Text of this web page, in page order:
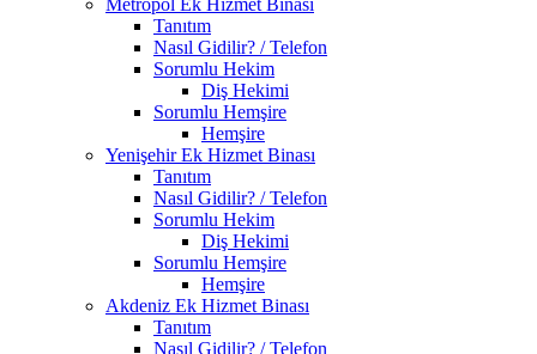
Tanıtım
Nasıl Gidilir? / Telefon
Sorumlu Hekim
Diş Hekimi
Sorumlu Hemşire
Hemşire
Yenişehir Ek Hizmet Binası
Tanıtım
Nasıl Gidilir? / Telefon
Sorumlu Hekim
Diş Hekimi
Sorumlu Hemşire
Hemşire
Akdeniz Ek Hizmet Binası
Tanıtım
Nasıl Gidilir? / Telefon